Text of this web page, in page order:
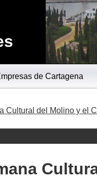
de Cartagena
Cultural del Molino y el